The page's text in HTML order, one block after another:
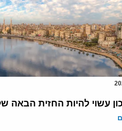
עשוי להיות החזית הבאה